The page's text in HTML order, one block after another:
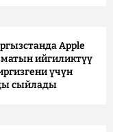
Apple
ийгиликтүү
үчүн
сыйлады